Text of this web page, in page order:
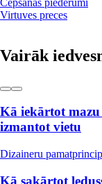
Virtuves preces
Vairāk
Kā iekārtot
izmantot vietu
Dizaineru
Kā sakārtot